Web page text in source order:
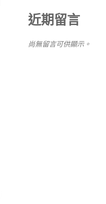
近期留言
尚無留言可供顯示。